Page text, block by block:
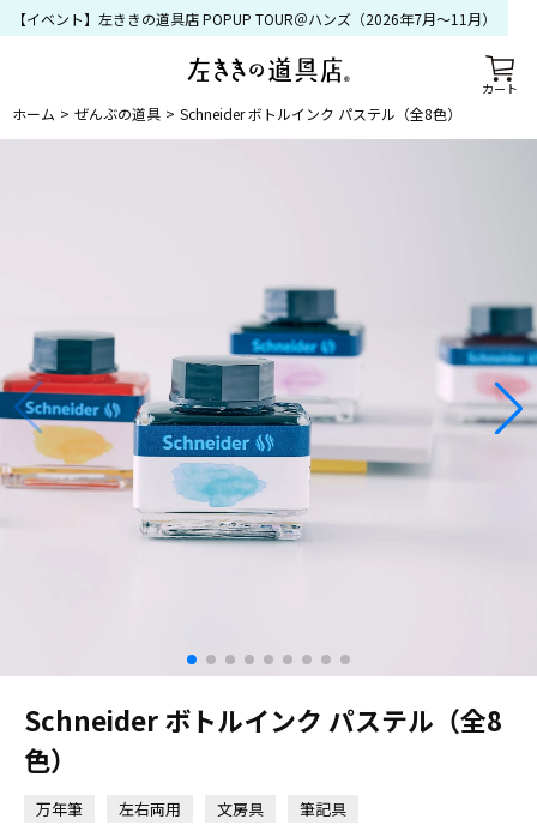
カート
【イベント】左ききの道具店 POPUP TOUR＠ハンズ（2026年7月〜11月）
ホーム ぜんぶの道具 Schneider ボトルインク パステル（全8色）
Schneider ボトルインク パステル（全8
色）
万年筆 左右両用 文房具 筆記具